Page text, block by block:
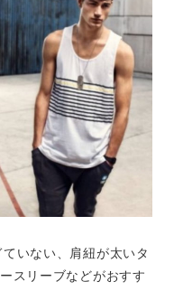
いない、肩紐が太いタ
スリーブなどがおすす